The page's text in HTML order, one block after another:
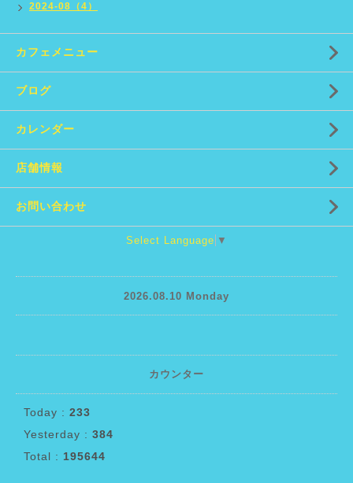
2024-08（4）
カフェメニュー
ブログ
カレンダー
店舗情報
お問い合わせ
Select Language ▼
2026.08.10 Monday
カウンター
Today : 233
Yesterday : 384
Total : 195644